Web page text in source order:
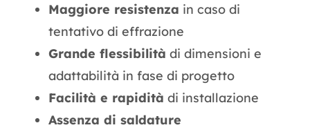
Maggiore resistenza in caso di
tentativo di effrazione
Grande flessibilità di dimensioni e
adattabilità in fase di progetto
Facilità e rapidità di installazione
Assenza di saldature